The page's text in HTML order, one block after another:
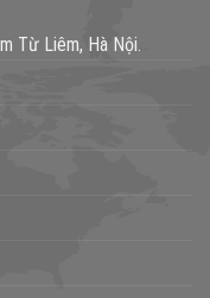
Từ Liêm, Hà Nội.